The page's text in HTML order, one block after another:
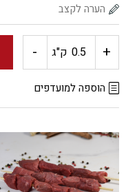
+ כמות
של
(עגלה)
ק"ג -
הוספה למועדפים